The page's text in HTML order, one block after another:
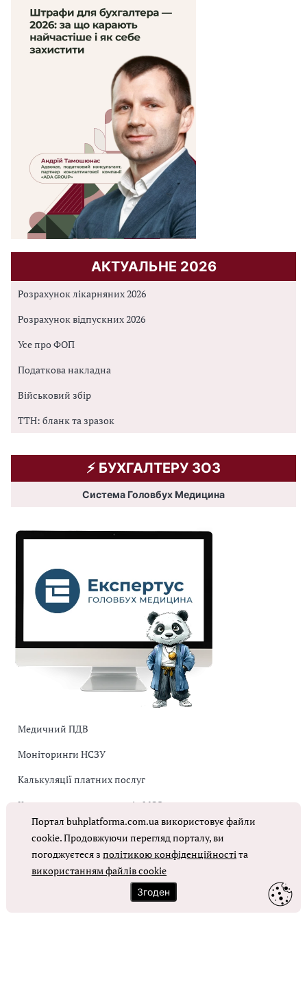
АКТУАЛЬНЕ 2026
Розрахунок лікарняних 2026
Розрахунок відпускних 2026
Усе про ФОП
Податкова накладна
Військовий збір
ТТН: бланк та зразок
⚡️ БУХГАЛТЕРУ ЗОЗ
Система Головбух Медицина
Медичний ПДВ
Моніторинги НСЗУ
Калькуляції платних послуг
Коригувальна накладна від МОЗ
Оплата праці в КНП
ОТРИМАТИ ДОСТУП
Портал buhplatforma.com.ua використовує файли
cookie. Продовжуючи перегляд порталу, ви
погоджуєтеся зполітикою конфіденційностіта
використанням файлів cookie
Згоден